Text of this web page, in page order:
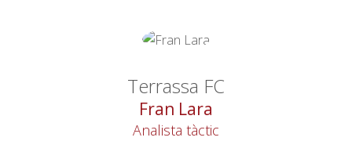
Terrassa FC
Fran Lara
Analista tàctic